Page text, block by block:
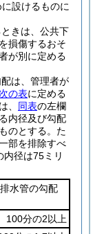
設けるものに
きは、公共下
損傷するおそ
が別に定める
は、管理者が
次の表に定める
、 同表の左欄
内径及び勾配
のとする。 た
部を排除すべ
内径は75ミリ
排水管の勾配
100分の2以上